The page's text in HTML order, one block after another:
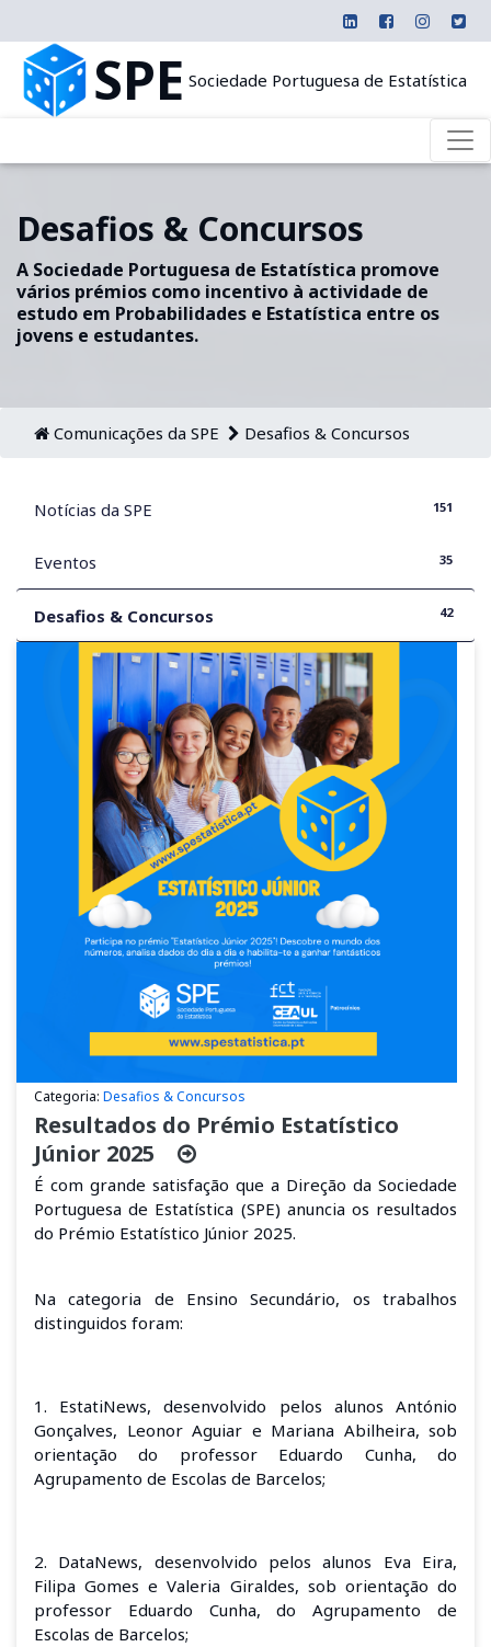
SPE Sociedade Portuguesa de Estatística
Desafios & Concursos
A Sociedade Portuguesa de Estatística promove
vários prémios como incentivo à actividade de
estudo em Probabilidades e Estatística entre os
jovens e estudantes.
Comunicações da SPE Desafios & Concursos
Notícias da SPE 151
Eventos 35
Desafios & Concursos 42
Categoria: Desafios & Concursos
Resultados do Prémio Estatístico
Júnior 2025
É com grande satisfação que a Direção da Sociedade
Portuguesa de Estatística (SPE) anuncia os resultados
do Prémio Estatístico Júnior 2025.
Na categoria de Ensino Secundário, os trabalhos
distinguidos foram:
1. EstatiNews, desenvolvido pelos alunos António
Gonçalves, Leonor Aguiar e Mariana Abilheira, sob
orientação do professor Eduardo Cunha, do
Agrupamento de Escolas de Barcelos;
2. DataNews, desenvolvido pelos alunos Eva Eira,
Filipa Gomes e Valeria Giraldes, sob orientação do
professor Eduardo Cunha, do Agrupamento de
Escolas de Barcelos;